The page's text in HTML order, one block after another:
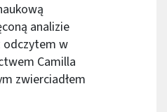
analizie
odczytem w
Camilla
zwierciadłem